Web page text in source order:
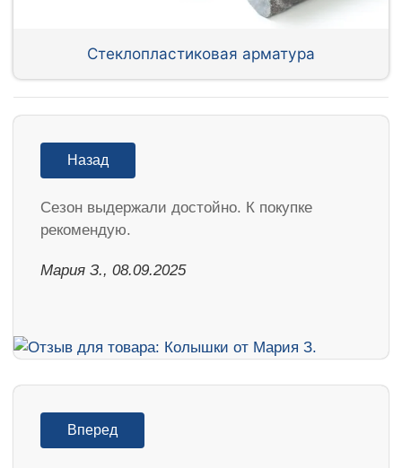
Стеклопластиковая арматура
Назад
Cезон выдержали достойно. К покупке
рекомендую.
Мария З., 08.09.2025
Вперед